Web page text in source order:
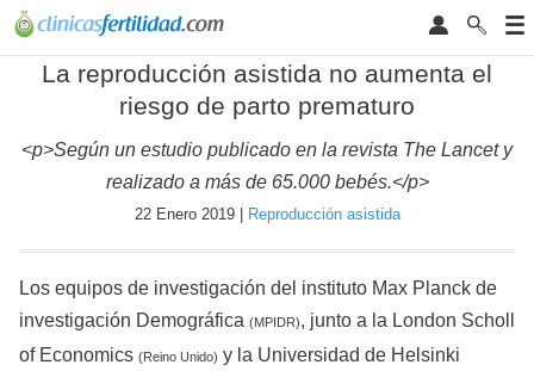
La reproducción asistida no aumenta el
riesgo de parto prematuro
<p>Según un estudio publicado en la revista The Lancet y
realizado a más de 65.000 bebés.</p>
22 Enero 2019 | Reproducción asistida
Los equipos de investigación del instituto Max Planck de
investigación Demográfica (MPIDR), junto a la London Scholl
of Economics (Reino Unido) y la Universidad de Helsinki